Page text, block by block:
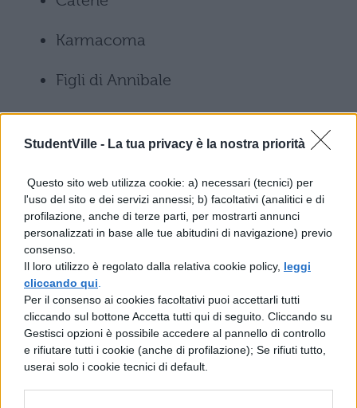
StudentVille - La tua privacy è la nostra priorità
Questo sito web utilizza cookie: a) necessari (tecnici) per
l'uso del sito e dei servizi annessi; b) facoltativi (analitici e di
profilazione, anche di terze parti, per mostrarti annunci
personalizzati in base alle tue abitudini di navigazione) previo
consenso.
Il loro utilizzo è regolato dalla relativa cookie policy, leggi
cliccando qui
Per il consenso ai cookies facoltativi puoi accettarli tutti
cliccando sul bottone Accetta tutti qui di seguito. Cliccando su
Gestisci opzioni è possibile accedere al pannello di controllo
e rifiutare tutti i cookie (anche di profilazione); Se rifiuti tutto,
userai solo i cookie tecnici di default.
Karmacoma
Figli di Annibale
Sanacore
Unforgettable dub
Tempo (Off stage)
Naturalmente, la band potrebbe decidere di
modificare questa sequenza o aggiungere
brani speciali in occasione del 30°
anniversario di ‘Sanacore’, rendendo ogni